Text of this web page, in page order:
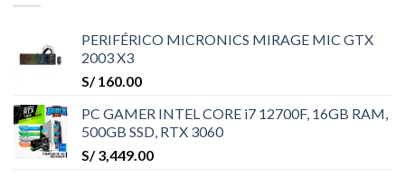
PERIFÉRICO MICRONICS MIRAGE MIC GTX
2003 X3
S/160.00
PC GAMER INTEL CORE i7 12700F, 16GB RAM,
500GB SSD, RTX 3060
S/3,449.00